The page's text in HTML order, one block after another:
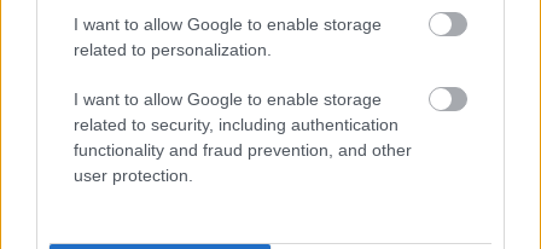
I want to allow Google to enable storage
related to personalization.
I want to allow Google to enable storage
related to security, including authentication
functionality and fraud prevention, and other
user protection.
Το άθλημα της μακροζωίας: Χαρίζει έως και 5
επιπλέον χρόνια ζωής